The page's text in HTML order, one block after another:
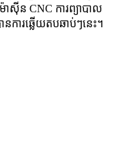
ស៊ីន CNC ការព្យាបាល
ការឆ្លើយតបឆាប់ៗនេះ។